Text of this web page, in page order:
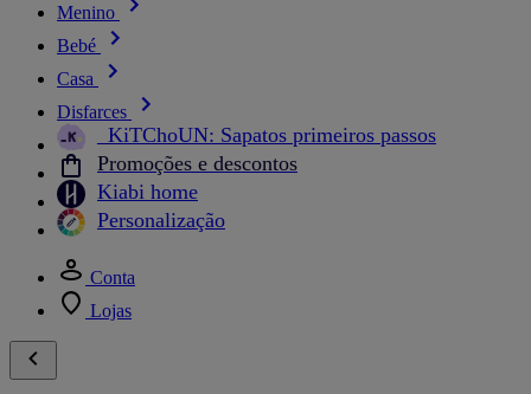
Menino
Bebé
Casa
Disfarces
_KiTChoUN: Sapatos primeiros passos
Promoções e descontos
Kiabi home
Personalização
Conta
Lojas